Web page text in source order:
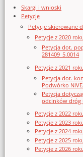
Skargi i wnioski
Petycje
Petycje skierowane
Petycje z 2020
Petycja dot.
281409_5.0014
Petycje z 2021
Petycja dot.
Podwórko
Petycja
odcinków dróg
Petycje z 2022
Petycje z 2023
Petycje z 2024
Petycje z 2025
Petycje z 2026